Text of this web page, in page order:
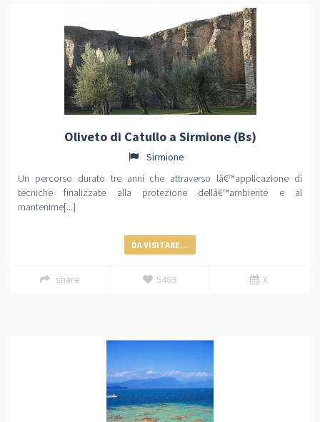
Oliveto di Catullo a Sirmione (Bs)
Sirmione
Un percorso durato tre anni che attraverso lâ€™applicazione di
tecniche finalizzate alla protezione dellâ€™ambiente e al
mantenime[...]
DA VISITARE...
share 5469 X